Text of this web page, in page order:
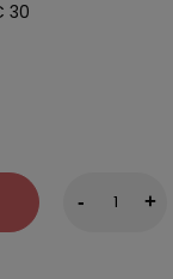
30
- +